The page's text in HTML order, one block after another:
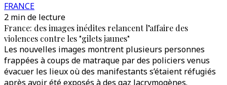
FRANCE
2 min de lecture
France: des images inédites relancent l’affaire des
violences contre les "gilets jaunes"
Les nouvelles images montrent plusieurs personnes
frappées à coups de matraque par des policiers venus
évacuer les lieux où des manifestants s’étaient réfugiés
après avoir été exposés à des gaz lacrymogènes.